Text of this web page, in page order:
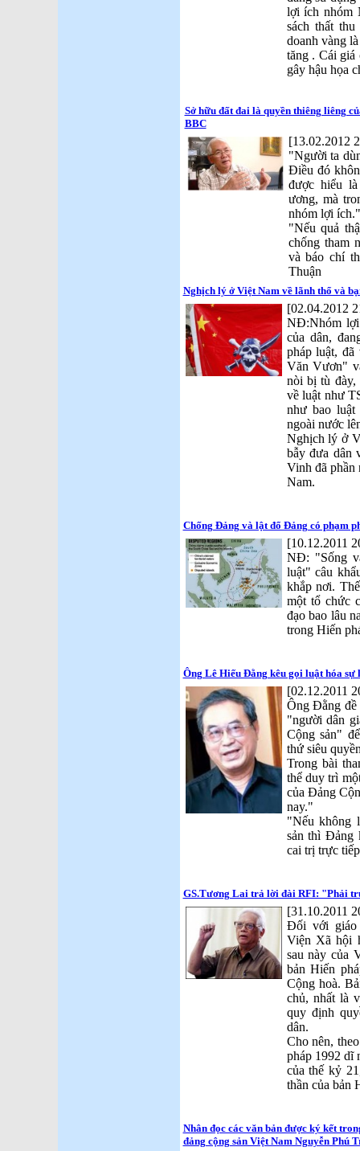
lợi ích nhóm
sách thất
doanh vàng
tăng . Cái
gây hậu họa
Sở hữu đất đai là quyền thiêng liêng
BBC
[13.02.2012
"Người ta
Điều đó
được hiểu
ương, mà
nhóm lợi ích."
"Nếu quả
chống tham
và báo chí
Thuận
Nghịch lý ở Việt Nam về lãnh thổ và
[02.04.2012
NĐ:Nhóm
của dân,
pháp luật,
Văn Vươn"
nòi bị tù đày,
về luật như
như bao
ngoài nước
Nghịch lý ở
bẫy đưa dân
Vinh đã phần
Nam.
Chống Đảng và lật đổ Đảng có phạm
[10.12.2011
NĐ: "Sống
luật" câu
khắp nơi.
một tổ chức
đạo bao lâu
trong Hiến
Ông Lê Hiếu Đằng kêu gọi luật hóa sự
[02.12.2011
Ông Đằng đề
"người dân
Cộng sản"
thứ siêu
Trong bài
thể duy trì
của Đảng
nay."
"Nếu không
sản thì Đảng
cai trị trực
GS.Tương Lai trả lời đài RFI: "Phải
[31.10.2011
Đối với giáo
Viện Xã hội
sau này của
bản Hiến
Cộng hoà.
chủ, nhất là
quy định
dân.
Cho nên,
pháp 1992 dĩ
của thế kỷ
thần của bản
Nhân đọc các văn bản được ký kết
đảng cộng sản Việt Nam Nguyễn Phú